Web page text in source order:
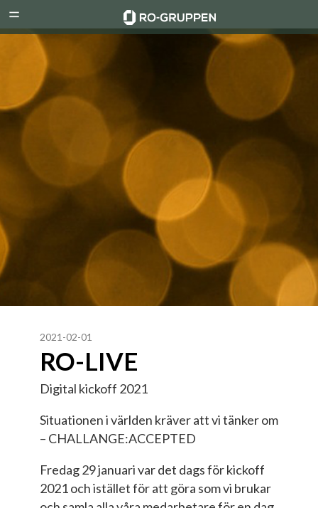
Menu
Gruppen
2021-02-01
RO-LIVE
Digital kickoff 2021
Situationen i världen kräver att vi tänker om
– CHALLANGE:ACCEPTED
Fredag 29 januari var det dags för kickoff
2021 och istället för att göra som vi brukar